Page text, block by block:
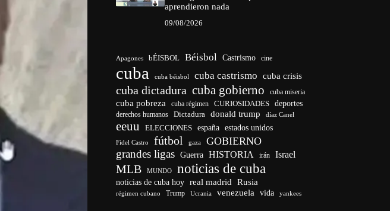
aprendieron nada
09/08/2026
Apagones bÉISBOL Béisbol Castrismo cine
cuba cuba béisbol cuba castrismo cuba crisis
cuba dictadura cuba gobierno cuba miseria
cuba pobreza cuba régimen CURIOSIDADES deportes
derechos humanos Dictadura donald trump díaz Canel
eeuu ELECCIONES españa estados unidos
Fidel Castro fútbol gaza GOBIERNO
grandes ligas Guerra HISTORIA irán Israel
MLB MUNDO noticias de cuba
noticias de cuba hoy real madrid Rusia
régimen cubano Trump Ucrania venezuela vida yankees